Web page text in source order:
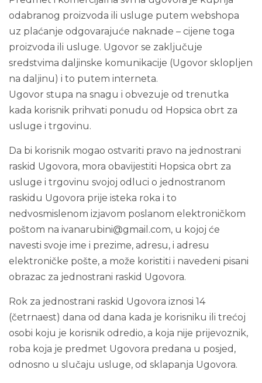
odabranog proizvoda ili usluge putem webshopa
uz plaćanje odgovarajuće naknade – cijene toga
proizvoda ili usluge. Ugovor se zaključuje
sredstvima daljinske komunikacije (Ugovor sklopljen
na daljinu) i to putem interneta.
Ugovor stupa na snagu i obvezuje od trenutka
kada korisnik prihvati ponudu od Hopsica obrt za
usluge i trgovinu.
Da bi korisnik mogao ostvariti pravo na jednostrani
raskid Ugovora, mora obavijestiti Hopsica obrt za
usluge i trgovinu svojoj odluci o jednostranom
raskidu Ugovora prije isteka roka i to
nedvosmislenom izjavom poslanom elektroničkom
poštom na ivanarubini@gmail.com, u kojoj će
navesti svoje ime i prezime, adresu, i adresu
elektroničke pošte, a može koristiti i navedeni pisani
obrazac za jednostrani raskid Ugovora.
Rok za jednostrani raskid Ugovora iznosi 14
(četrnaest) dana od dana kada je korisniku ili trećoj
osobi koju je korisnik odredio, a koja nije prijevoznik,
roba koja je predmet Ugovora predana u posjed,
odnosno u slučaju usluge, od sklapanja Ugovora.